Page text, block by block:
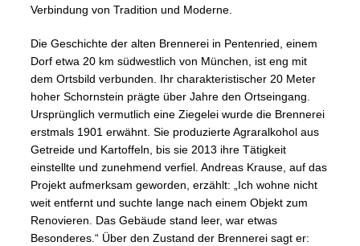
Verbindung von Tradition und Moderne.
Die Geschichte der alten Brennerei in Pentenried, einem
Dorf etwa 20 km südwestlich von München, ist eng mit
dem Ortsbild verbunden. Ihr charakteristischer 20 Meter
hoher Schornstein prägte über Jahre den Ortseingang.
Ursprünglich vermutlich eine Ziegelei wurde die Brennerei
erstmals 1901 erwähnt. Sie produzierte Agraralkohol aus
Getreide und Kartoffeln, bis sie 2013 ihre Tätigkeit
einstellte und zunehmend verfiel. Andreas Krause, auf das
Projekt aufmerksam geworden, erzählt: „Ich wohne nicht
weit entfernt und suchte lange nach einem Objekt zum
Renovieren. Das Gebäude stand leer, war etwas
Besonderes.“ Über den Zustand der Brennerei sagt er: